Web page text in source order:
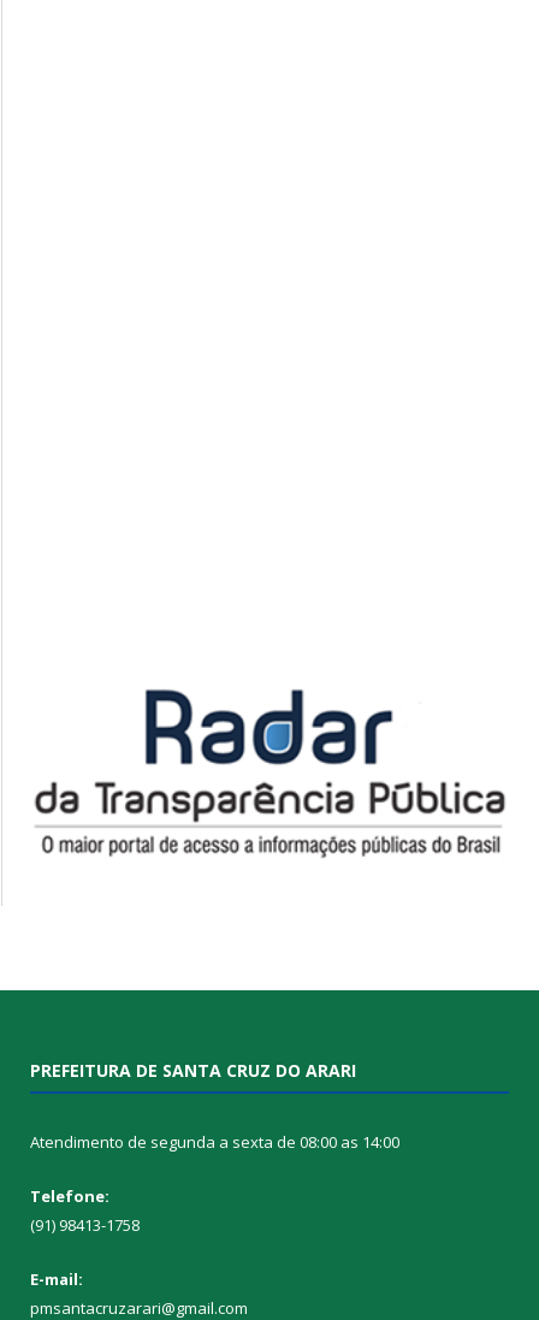
PREFEITURA DE SANTA CRUZ DO ARARI
Atendimento de segunda a sexta de 08:00 as 14:00
Telefone:
(91) 98413-1758
E-mail:
pmsantacruzarari@gmail.com